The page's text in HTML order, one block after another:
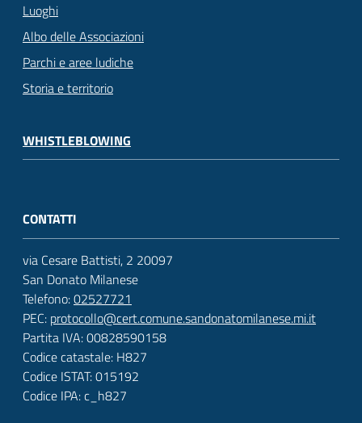
Luoghi
Albo delle Associazioni
Parchi e aree ludiche
Storia e territorio
WHISTLEBLOWING
CONTATTI
via Cesare Battisti, 2 20097
San Donato Milanese
Telefono:02527721
PEC: protocollo@cert.comune.sandonatomilanese.mi.it
Partita IVA: 00828590158
Codice catastale: H827
Codice ISTAT: 015192
Codice IPA: c_h827